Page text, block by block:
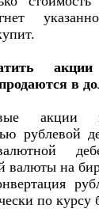
акции
в
акции
рублевой
валюты на
по курсу